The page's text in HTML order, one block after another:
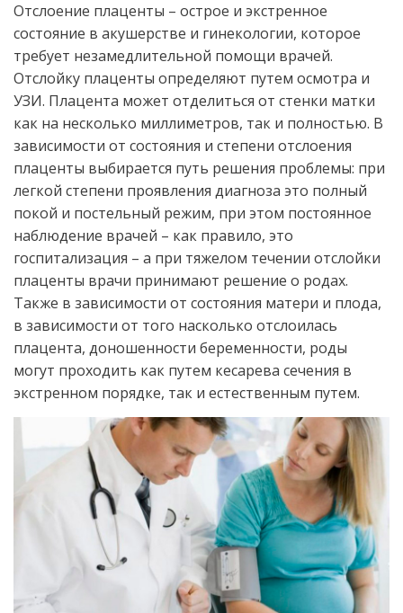
Отслоение плаценты – острое и экстренное
состояние в акушерстве и гинекологии, которое
требует незамедлительной помощи врачей.
Отслойку плаценты определяют путем осмотра и
УЗИ. Плацента может отделиться от стенки матки
как на несколько миллиметров, так и полностью. В
зависимости от состояния и степени отслоения
плаценты выбирается путь решения проблемы: при
легкой степени проявления диагноза это полный
покой и постельный режим, при этом постоянное
наблюдение врачей – как правило, это
госпитализация – а при тяжелом течении отслойки
плаценты врачи принимают решение о родах.
Также в зависимости от состояния матери и плода,
в зависимости от того насколько отслоилась
плацента, доношенности беременности, роды
могут проходить как путем кесарева сечения в
экстренном порядке, так и естественным путем.